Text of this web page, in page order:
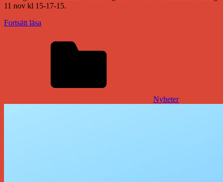
11 nov kl 15-17-15.
Fortsätt läsa
Nyheter